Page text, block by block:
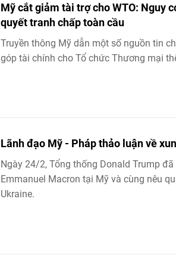
Mỹ cắt giảm tài trợ cho WTO: Nguy
quyết tranh chấp toàn cầu
Truyền thông Mỹ dẫn một số nguồn tin
góp tài chính cho Tổ chức Thương mại
Lãnh đạo Mỹ - Pháp thảo luận về
Ngày 24/2, Tổng thống Donald Trump
Emmanuel Macron tại Mỹ và cùng nêu
Ukraine.